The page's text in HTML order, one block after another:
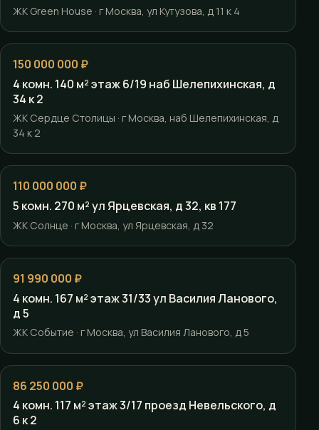
ЖК Green House · г Москва, ул Кутузова, д 11 к 4
150 000 000 ₽
4 комн. 140 м² этаж 6/19 наб Шелепихинская, д
34 к 2
ЖК Сердце Столицы · г Москва, наб Шелепихинская, д
34 к 2
110 000 000 ₽
5 комн. 270 м² ул Ярцевская, д 32, кв 177
ЖК Солнце · г Москва, ул Ярцевская, д 32
91 990 000 ₽
4 комн. 167 м² этаж 31/33 ул Василия Ланового,
д 5
ЖК Событие · г Москва, ул Василия Ланового, д 5
86 250 000 ₽
4 комн. 117 м² этаж 3/17 проезд Невельского, д
6 к 2